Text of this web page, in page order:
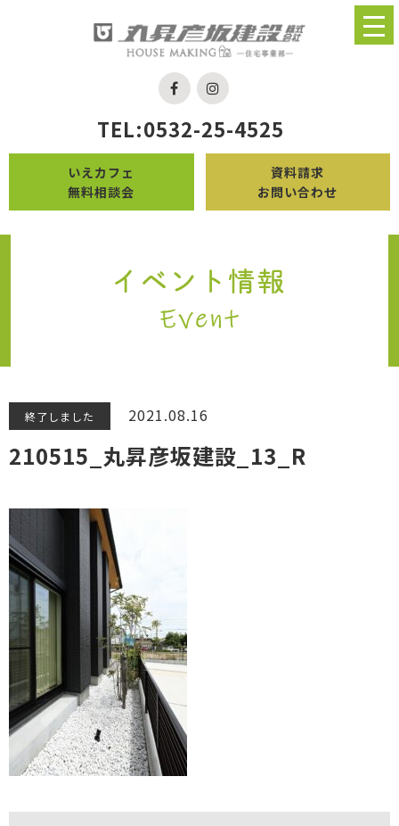
TEL:0532-25-4525
いえカフェ
無料相談会
資料請求
お問い合わせ
終了しました 2021.08.16
210515_丸昇彦坂建設_13_R